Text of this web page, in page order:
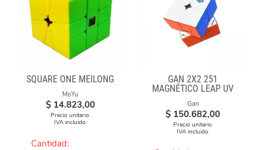
SQUARE ONE MEILONG
MoYu
$ 14.823,00
Precio unitario.
IVA incluido.
Cantidad:
GAN 2X2 251
MAGNÉTICO LEAP UV
Gan
$ 150.682,00
Precio unitario.
IVA incluido.